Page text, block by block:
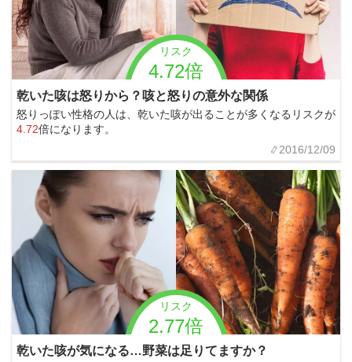
リスク
4.72倍
乾いた咳は怒りから？咳と怒りの意外な関係
怒りっぽい性格の人は、乾いた咳が出ることが多くなるリスクが
4.72倍になります。
2016/12/09
リスク
2.77倍
乾いた咳が気になる…野菜は足りてますか？